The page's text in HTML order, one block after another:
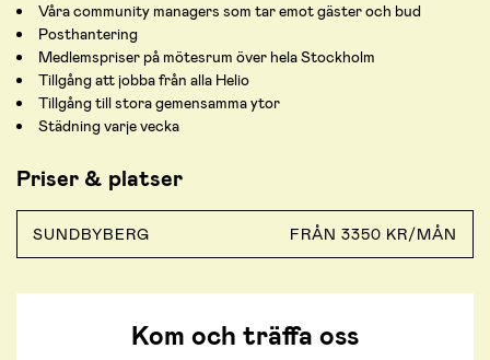
Kom och träffa oss
Våra community managers som tar emot gäster och bud
Posthantering
Medlemspriser på mötesrum över hela Stockholm
Tillgång att jobba från alla Helio
Tillgång till stora gemensamma ytor
Städning varje vecka
Priser & platser
SUNDBYBERG FRÅN 3350 KR/MÅN